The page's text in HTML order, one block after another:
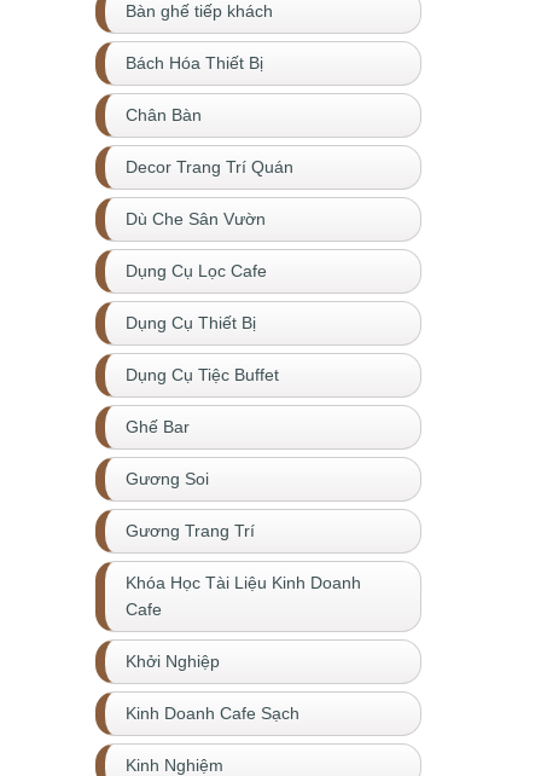
Bàn ghế tiếp khách
Bách Hóa Thiết Bị
Chân Bàn
Decor Trang Trí Quán
Dù Che Sân Vườn
Dụng Cụ Lọc Cafe
Dụng Cụ Thiết Bị
Dụng Cụ Tiệc Buffet
Ghế Bar
Gương Soi
Gương Trang Trí
Khóa Học Tài Liệu Kinh Doanh
Cafe
Khởi Nghiệp
Kinh Doanh Cafe Sạch
Kinh Nghiệm